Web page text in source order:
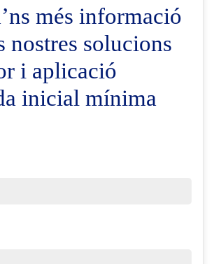
més informació
nostres solucions
i aplicació
inicial mínima